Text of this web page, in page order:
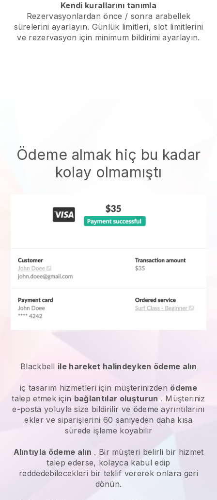
Kendi kurallarını tanımla
Rezervasyonlardan önce / sonra arabellek
sürelerini ayarlayın. Günlük limitleri, slot limitlerini
ve rezervasyon için minimum bildirimi ayarlayın.
Ödeme almak hiç bu kadar
kolay olmamıştı
Blackbell ile hareket halindeyken ödeme alın
iç tasarım hizmetleri için müşterinizden ödeme
talep etmek için bağlantılar oluşturun . Müşteriniz
e-posta yoluyla size bildirilir ve ödeme ayrıntılarını
ekler ve siparişlerini 60 saniyeden daha kısa
sürede işleme koyabilir
Alıntıyla ödeme alın . Bir müşteri belirli bir hizmet
talep ederse, kolayca kabul edip
reddedebilecekleri bir teklif vererek onlara geri
dönün.